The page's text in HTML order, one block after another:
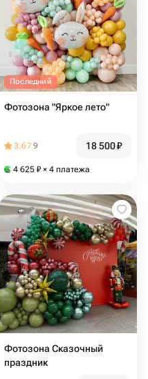
Последний
Фотозона "Яркое лето"
3.679 18 500₽
4 625 ₽ × 4 платежа
Фотозона Сказочный
праздник